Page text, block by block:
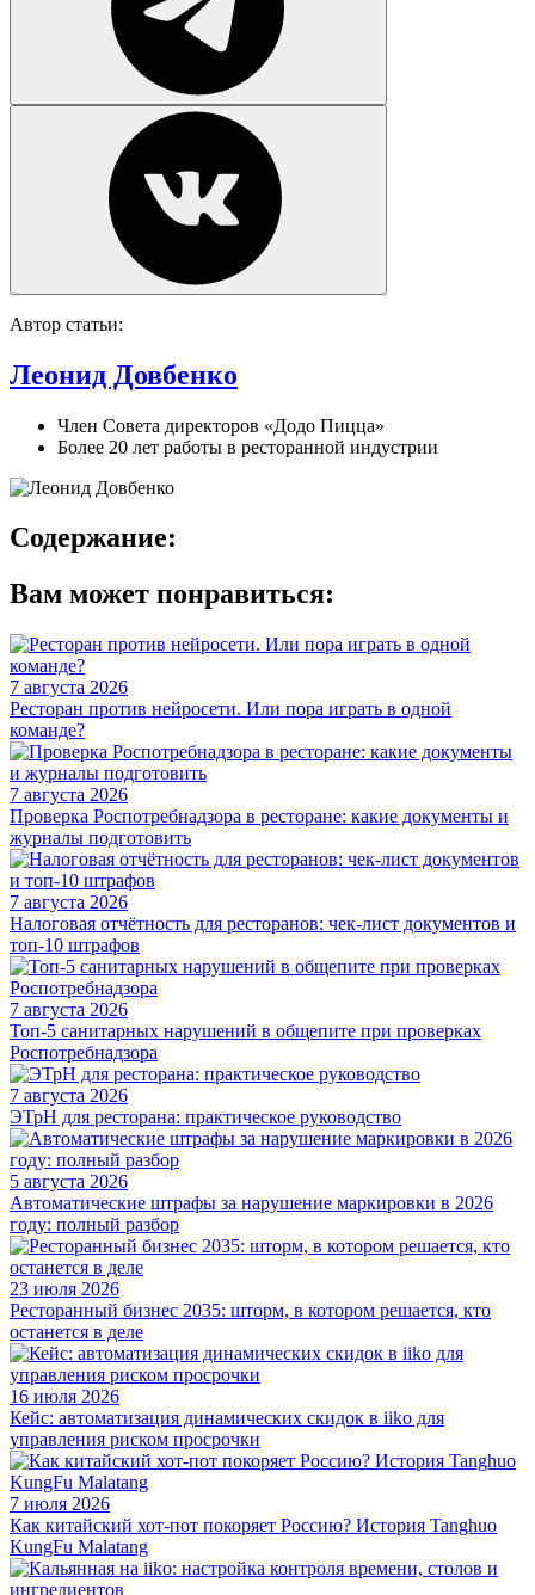
Автор статьи:
Леонид Довбенко
Член Совета директоров «Додо Пицца»
Более 20 лет работы в ресторанной индустрии
Содержание:
Вам может понравиться:
7 августа 2026
Ресторан против нейросети. Или пора играть в одной
команде?
7 августа 2026
Проверка Роспотребнадзора в ресторане: какие документы и
журналы подготовить
7 августа 2026
Налоговая отчётность для ресторанов: чек-лист документов и
топ-10 штрафов
7 августа 2026
Топ-5 санитарных нарушений в общепите при проверках
Роспотребнадзора
7 августа 2026
ЭТрН для ресторана: практическое руководство
5 августа 2026
Автоматические штрафы за нарушение маркировки в 2026
году: полный разбор
23 июля 2026
Ресторанный бизнес 2035: шторм, в котором решается, кто
останется в деле
16 июля 2026
Кейс: автоматизация динамических скидок в iiko для
управления риском просрочки
7 июля 2026
Как китайский хот-пот покоряет Россию? История Tanghuo
KungFu Malatang